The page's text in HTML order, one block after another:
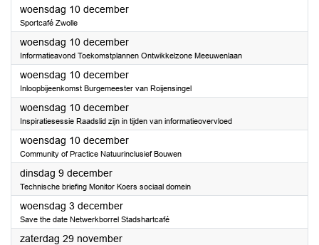
woensdag 10 december2025
Sportcafé Zwolle
woensdag 10 december2025
Informatieavond Toekomstplannen Ontwikkelzone Meeuwenlaan
woensdag 10 december2025
Inloopbijeenkomst Burgemeester van Roijensingel
woensdag 10 december2025
Inspiratiesessie Raadslid zijn in tijden van informatieovervloed
woensdag 10 december2025
Community of Practice Natuurinclusief Bouwen
dinsdag 9 december2025
Technische briefing Monitor Koers sociaal domein
woensdag 3 december2025
Save the date Netwerkborrel Stadshartcafé
zaterdag 29 november2025